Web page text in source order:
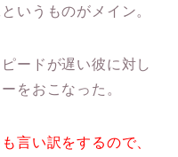
いうものがメイン。
ードが遅い彼に対し
をおこなった。
言い訳をするので、